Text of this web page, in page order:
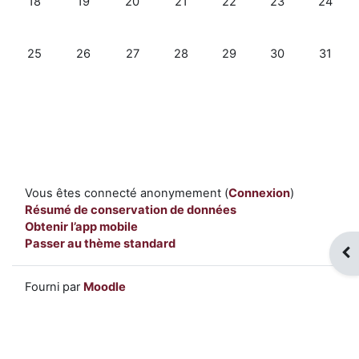
Aucun événement, lundi 25 mars
25 Aucun événement, mardi 26 mars
26 Aucun événement, mercredi 27 mars
27 Aucun événement, jeudi 28 mars
28 Aucun événement,
29 Aucun
30 Aucun
31
Vous êtes connecté anonymement (Connexion)
Résumé de conservation de données
Obtenir l’app mobile
Passer au thème standard
Fourni par Moodle